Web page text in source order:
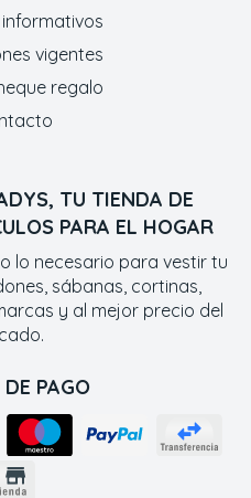
TU TIENDA DE
PARA EL HOGAR
lo necesario para vestir tu
sábanas, cortinas,
y al mejor precio del
PAGO
vigentes
regalo